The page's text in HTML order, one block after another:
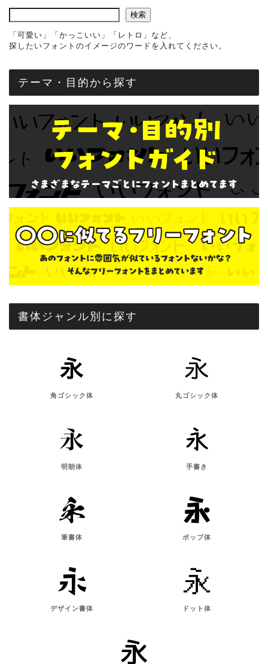
検索
「可愛い」「かっこいい」「レトロ」など、
探したいフォントのイメージのワードを入れてください。
テーマ・目的から探す
書体ジャンル別に探す
角ゴシック体 丸ゴシック体
明朝体 手書き
筆書体 ポップ体
デザイン書体 ドット体